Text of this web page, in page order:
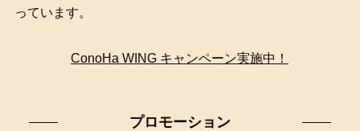
っています。
ConoHa WING キャンペーン実施中！
プロモーション